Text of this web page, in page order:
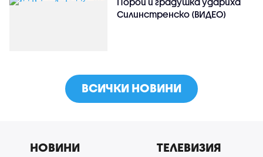
Силинстренско (ВИДЕО)
ВСИЧКИ НОВИНИ
НОВИНИ ТЕЛЕВИЗИЯ